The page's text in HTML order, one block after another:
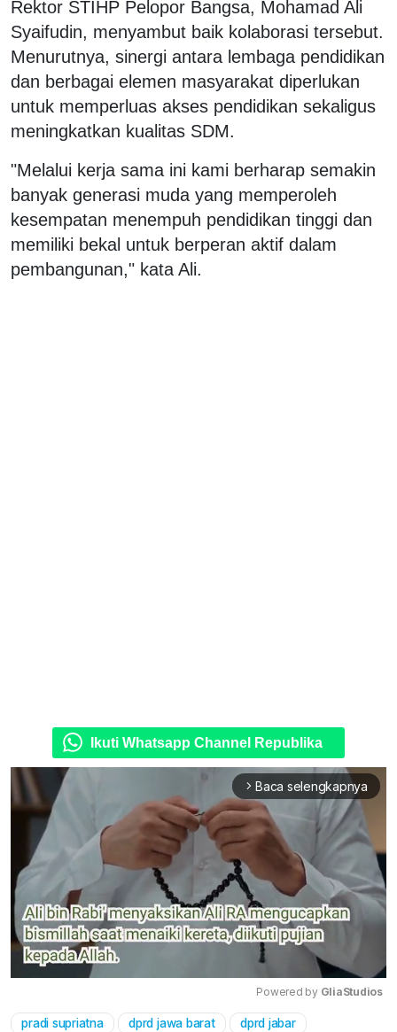
Rektor STIHP Pelopor Bangsa, Mohamad Ali
Syaifudin, menyambut baik kolaborasi tersebut.
Menurutnya, sinergi antara lembaga pendidikan
dan berbagai elemen masyarakat diperlukan
untuk memperluas akses pendidikan sekaligus
meningkatkan kualitas SDM.
"Melalui kerja sama ini kami berharap semakin
banyak generasi muda yang memperoleh
kesempatan menempuh pendidikan tinggi dan
memiliki bekal untuk berperan aktif dalam
pembangunan," kata Ali.
Ikuti Whatsapp Channel Republika
arrow_forward_ios Baca selengkapnya
Powered by GliaStudios
pradi supriatna dprd jawa barat dprd jabar